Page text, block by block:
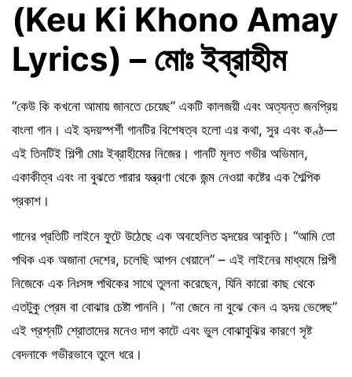
(Keu Ki Khono Amay
Lyrics) – মোঃ ইব্রাহীম
“কেউ কি কখনো আমায় জানতে চেয়েছ” একটি কালজয়ী এবং অত্যন্ত জনপ্রিয়
বাংলা গান। এই হৃদয়স্পর্শী গানটির বিশেষত্ব হলো এর কথা, সুর এবং কণ্ঠ—
এই তিনটিই শিল্পী মোঃ ইব্রাহীমের নিজের। গানটি মূলত গভীর অভিমান,
একাকীত্ব এবং না বুঝতে পারার যন্ত্রণা থেকে জন্ম নেওয়া কষ্টের এক শৈল্পিক
প্রকাশ।
গানের প্রতিটি লাইনে ফুটে উঠেছে এক অবহেলিত হৃদয়ের আকুতি। “আমি তো
পথিক এক অজানা দেশের, চলেছি আপন খেয়ালে” – এই লাইনের মাধ্যমে শিল্পী
নিজেকে এক নিঃসঙ্গ পথিকের সাথে তুলনা করেছেন, যিনি কারো কাছ থেকে
এতটুকু প্রেম বা বোঝার চেষ্টা পাননি। “না জেনে না বুঝে কেন এ হৃদয় ভেঙ্গেছ”
এই প্রশ্নটি শ্রোতাদের মনেও দাগ কাটে এবং ভুল বোঝাবুঝির কারণে সৃষ্ট
বেদনাকে গভীরভাবে তুলে ধরে।